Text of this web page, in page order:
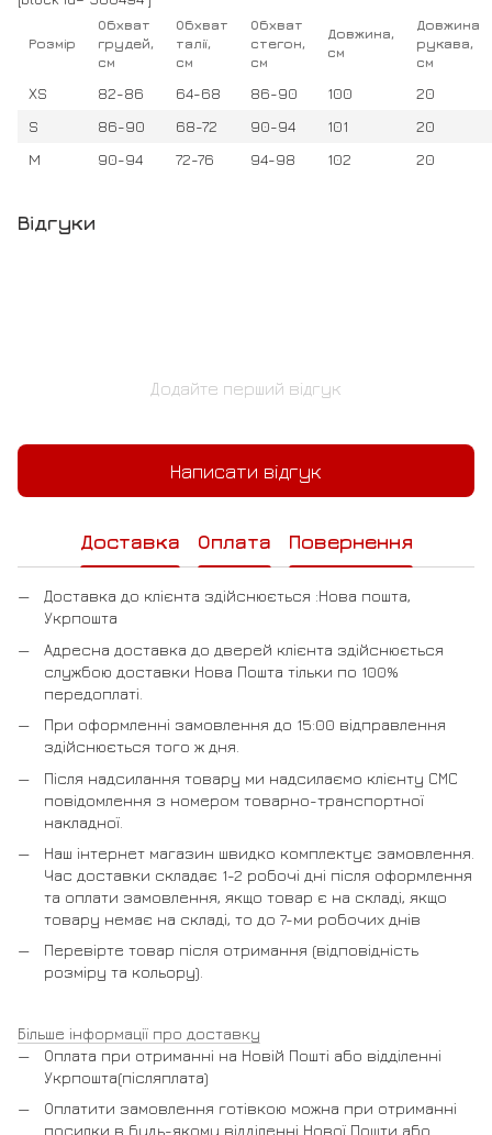
Розмір
Обхват
грудей,
см
Обхват
талії,
см
Обхват
стегон,
см
Довжина,
см
Довжина
рукава,
см
XS 82-86 64-68 86-90 100
20
S
86-90 68-72 90-94 101
20
M
90-94 72-76 94-98 102 20
Відгуки
Додайте перший відгук
Написати відгук
Доставка Оплата Повернення
Доставка до клієнта здійснюється :Нова пошта,
Укрпошта
Адресна доставка до дверей клієнта здійснюється
службою доставки Нова Пошта тільки по 100%
передоплаті.
При оформленні замовлення до 15:00 відправлення
здійснюється того ж дня.
Після надсилання товару ми надсилаємо клієнту СМС
повідомлення з номером товарно-транспортної
накладної.
Наш інтернет магазин швидко комплектує замовлення.
Час доставки складає 1-2 робочі дні після оформлення
та оплати замовлення, якщо товар є на складі, якщо
товару немає на складі, то до 7-ми робочих днів
Перевірте товар після отримання (відповідність
розміру та кольору).
Більше інформації про доставку
Оплата при отриманні на Новій Пошті або відділенні
Укрпошта(післяплата)
Оплатити замовлення готівкою можна при отриманні
посилки в будь-якому відділенні Нової Пошти або